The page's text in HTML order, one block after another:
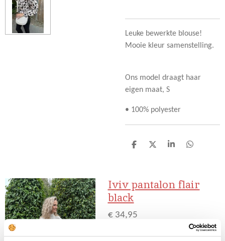
Leuke bewerkte blouse!
Mooie kleur samenstelling.
Ons model draagt haar
eigen maat, S
• 100% polyester
D
n
D
S
e
D
n
Iviv pantalon flair
black
€ 34,95
Deze broek draagt heerlijk. Je